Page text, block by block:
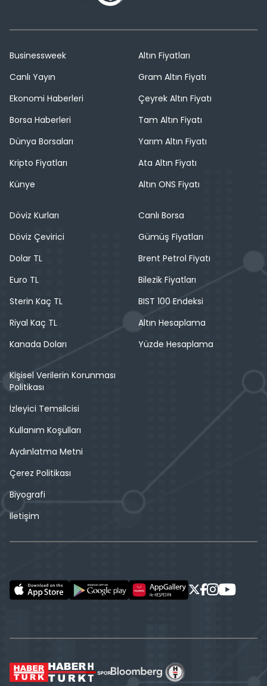
Businessweek
Canlı Yayın
Ekonomi Haberleri
Borsa Haberleri
Dünya Borsaları
Kripto Fiyatları
Künye
Altın Fiyatları
Gram Altın Fiyatı
Çeyrek Altın Fiyatı
Tam Altın Fiyatı
Yarım Altın Fiyatı
Ata Altın Fiyatı
Altın ONS Fiyatı
Döviz Kurları
Döviz Çevirici
Dolar TL
Euro TL
Sterin Kaç TL
Riyal Kaç TL
Kanada Doları
Canlı Borsa
Gümüş Fiyatları
Brent Petrol Fiyatı
Bilezik Fiyatları
BIST 100 Endeksi
Altın Hesaplama
Yüzde Hesaplama
Kişisel Verilerin Korunması
Politikası
İzleyici Temsilcisi
Kullanım Koşulları
Aydınlatma Metni
Çerez Politikası
Biyografi
İletişim